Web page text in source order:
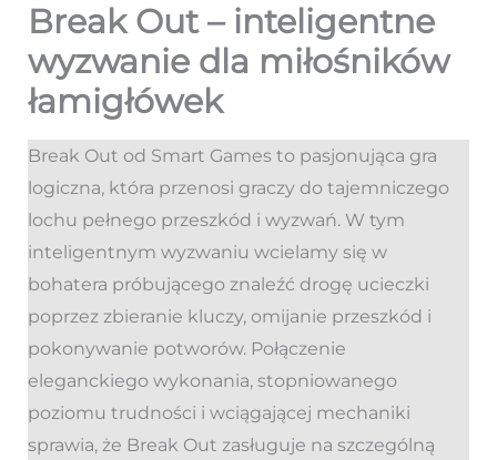
Break Out – inteligentne
wyzwanie dla miłośników
łamigłówek
Break Out od Smart Games to pasjonująca gra
logiczna, która przenosi graczy do tajemniczego
lochu pełnego przeszkód i wyzwań. W tym
inteligentnym wyzwaniu wcielamy się w
bohatera próbującego znaleźć drogę ucieczki
poprzez zbieranie kluczy, omijanie przeszkód i
pokonywanie potworów. Połączenie
eleganckiego wykonania, stopniowanego
poziomu trudności i wciągającej mechaniki
sprawia, że Break Out zasługuje na szczególną